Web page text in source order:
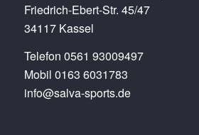
Friedrich-Ebert-Str. 45/47
34117 Kassel
Telefon 0561 93009497
Mobil 0163 6031783
info@salva-sports.de